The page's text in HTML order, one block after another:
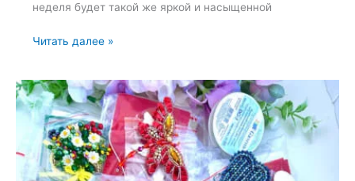
неделя будет такой же яркой и насыщенной
Набор
броши
—
10
июня
2024
Читать далее »